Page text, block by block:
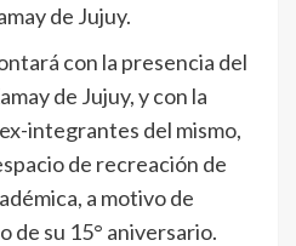
de Jujuy.
con la presencia del
de Jujuy, y con la
integrantes del mismo,
de recreación de
a motivo de
de su 15° aniversario.